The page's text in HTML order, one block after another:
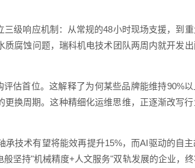
级响应机制：从常规的48小时现场支援，到
腐蚀问题，瑞科机电技术团队两周内就开发出
估首位。这解释了为何某些品牌能维持90%
换周期。这种精细化运维思维，正逐渐改写
技术有望将能效再提升15%，而AI驱动的自
坚持"机械精度+人文服务"双轨发展的企业，